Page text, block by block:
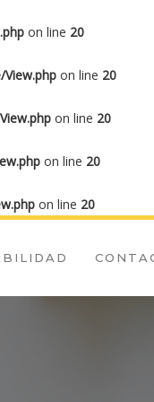
on line 20
on line 20
on line 20
on line 20
on line 20